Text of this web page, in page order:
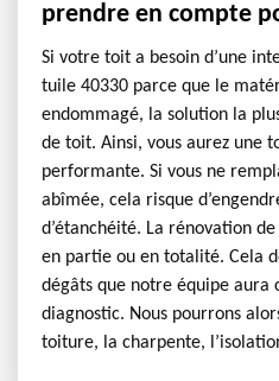
prendre en compte
Si votre toit a besoin d’une
tuile 40330 parce que le
endommagé, la solution la
de toit. Ainsi, vous aurez une
performante. Si vous ne
abîmée, cela risque
d’étanchéité. La rénovation
en partie ou en totalité. Cela
dégâts que notre équipe aura
diagnostic. Nous pourrons
toiture, la charpente,